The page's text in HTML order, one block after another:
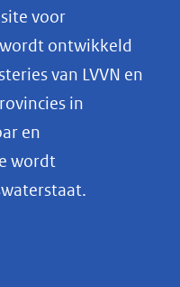
voor
ontwikkeld
van LVVN en
in
en
wordt